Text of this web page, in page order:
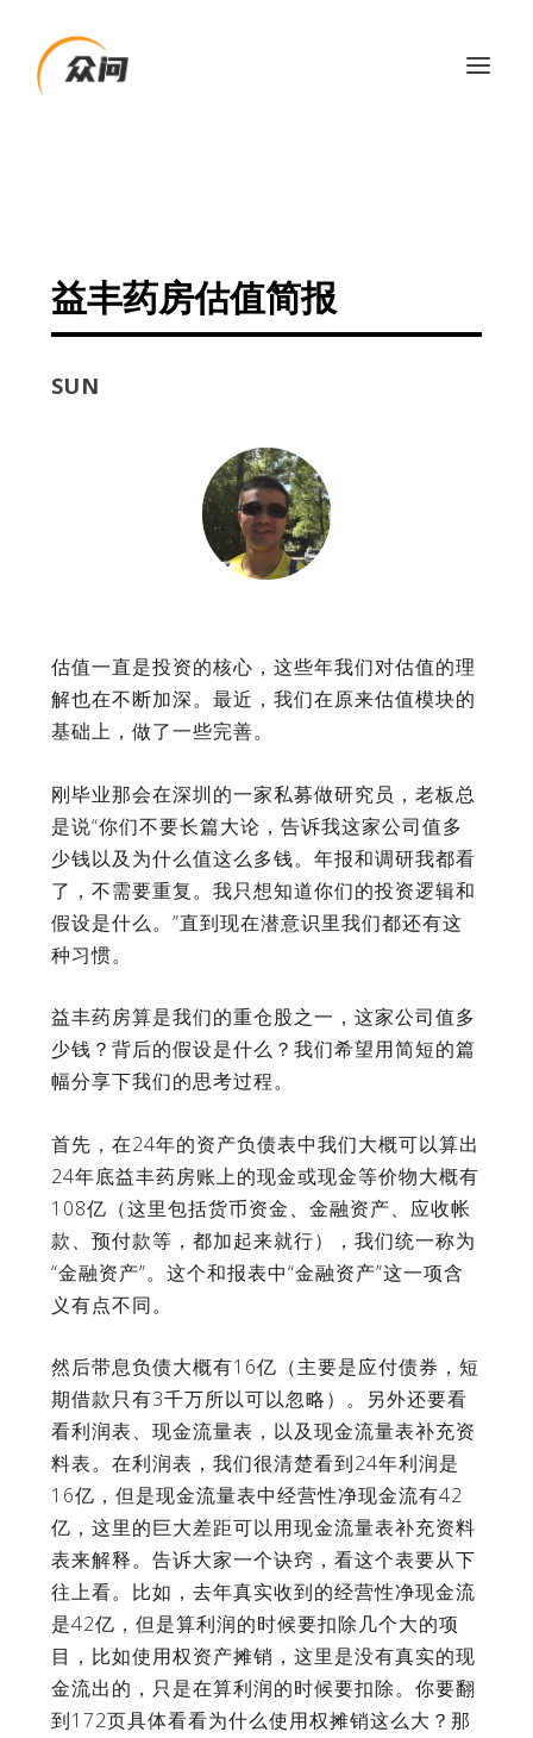
益丰药房估值简报
SUN
估值一直是投资的核心，这些年我们对估值的理
解也在不断加深。最近，我们在原来估值模块的
基础上，做了一些完善。
刚毕业那会在深圳的一家私募做研究员，老板总
是说“你们不要长篇大论，告诉我这家公司值多
少钱以及为什么值这么多钱。年报和调研我都看
了，不需要重复。我只想知道你们的投资逻辑和
假设是什么。”直到现在潜意识里我们都还有这
种习惯。
益丰药房算是我们的重仓股之一，这家公司值多
少钱？背后的假设是什么？我们希望用简短的篇
幅分享下我们的思考过程。
首先，在24年的资产负债表中我们大概可以算出
24年底益丰药房账上的现金或现金等价物大概有
108亿（这里包括货币资金、金融资产、应收帐
款、预付款等，都加起来就行），我们统一称为
“金融资产”。这个和报表中“金融资产”这一项含
义有点不同。
然后带息负债大概有16亿（主要是应付债券，短
期借款只有3千万所以可以忽略）。另外还要看
看利润表、现金流量表，以及现金流量表补充资
料表。在利润表，我们很清楚看到24年利润是
16亿，但是现金流量表中经营性净现金流有42
亿，这里的巨大差距可以用现金流量表补充资料
表来解释。告诉大家一个诀窍，看这个表要从下
往上看。比如，去年真实收到的经营性净现金流
是42亿，但是算利润的时候要扣除几个大的项
目，比如使用权资产摊销，这里是没有真实的现
金流出的，只是在算利润的时候要扣除。你要翻
到172页具体看看为什么使用权摊销这么大？那